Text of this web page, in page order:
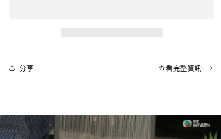
化
減
少
增
加
分享 查看完整資訊